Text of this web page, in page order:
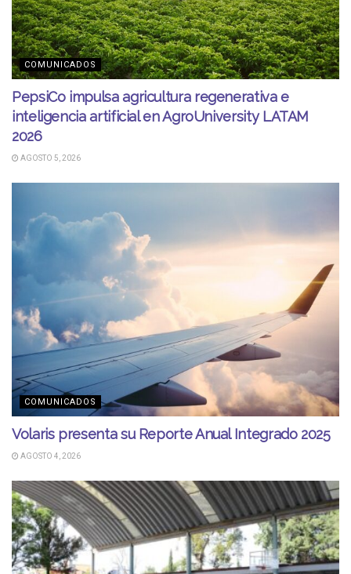
COMUNICADOS
PepsiCo impulsa agricultura regenerativa e
inteligencia artificial en AgroUniversity LATAM
2026
AGOSTO 5, 2026
COMUNICADOS
Volaris presenta su Reporte Anual Integrado 2025
AGOSTO 4, 2026